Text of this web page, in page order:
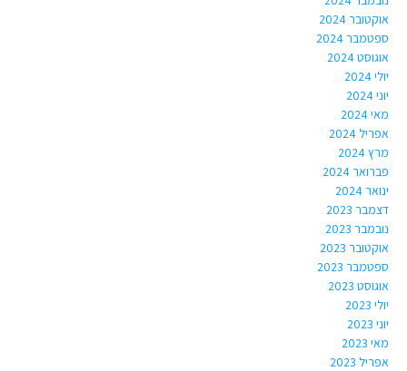
אוקטובר 2024
ספטמבר 2024
אוגוסט 2024
יולי 2024
יוני 2024
מאי 2024
אפריל 2024
מרץ 2024
פברואר 2024
ינואר 2024
דצמבר 2023
נובמבר 2023
אוקטובר 2023
ספטמבר 2023
אוגוסט 2023
יולי 2023
יוני 2023
מאי 2023
אפריל 2023